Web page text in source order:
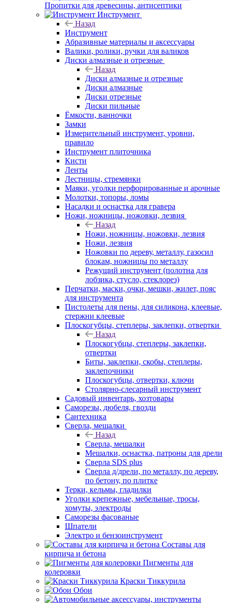
Пропитки для древесины, антисептики
Инструмент
Назад
Инструмент
Абразивные материалы и аксессуары
Валики, ролики, ручки для валиков
Диски алмазные и отрезные
Назад
Диски алмазные и отрезные
Диски алмазные
Диски отрезные
Диски пильные
Ёмкости, ванночки
Замки
Измерительный инструмент, уровни,
правило
Инструмент плиточника
Кисти
Ленты
Лестницы, стремянки
Маяки, уголки перфорированные и арочные
Молотки, топоры, ломы
Насадки и оснастка для гравера
Ножи, ножницы, ножовки, лезвия
Назад
Ножи, ножницы, ножовки, лезвия
Ножи, лезвия
Ножовки по дереву, металлу, газосил
блокам, ножницы по металлу
Режущий инструмент (полотна для
лобзика, стусло, стеклорез)
Перчатки, маски, очки, мешки, жилет, пояс
для инструмента
Пистолеты для пены, для силикона, клеевые,
стержни клеевые
Плоскогубцы, степлеры, заклепки, отвертки
Назад
Плоскогубцы, степлеры, заклепки,
отвертки
Биты, заклепки, скобы, степлеры,
заклепочники
Плоскогубцы, отвертки, ключи
Столярно-слесарный инструмент
Садовый инвентарь, хозтовары
Саморезы, дюбеля, гвозди
Сантехника
Сверла, мешалки
Назад
Сверла, мешалки
Мешалки, оснастка, патроны для дрели
Сверла SDS plus
Сверла д/дрели, по металлу, по дереву,
по бетону, по плитке
Терки, кельмы, гладилки
Уголки крепежные, мебельные, тросы,
хомуты, электроды
Саморезы фасованые
Шпатели
Электро и бензоинструмент
Составы для
кирпича и бетона
Пигменты для
колеровки
Краски Тиккурила
Обои